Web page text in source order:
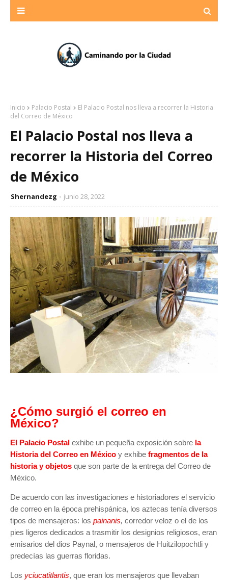
Inicio Palacio Postal
El Palacio Postal nos lleva a recorrer la Historia
del Correo de México
El Palacio Postal nos lleva a
recorrer la Historia del Correo
de México
Shernandezg junio 28, 2022
¿Cómo surgió el correo en
México?
El Palacio Postal exhibe un pequeña exposición sobre la
Historia del Correo en México y exhibe fragmentos de la
historia y objetos que son parte de la entrega del Correo de
México.
De acuerdo con las investigaciones e historiadores el servicio
de correo en la época prehispánica, los aztecas tenía diversos
tipos de mensajeros: los painanis, corredor veloz o el de los
pies ligeros dedicados a trasmitir los designios religiosos, eran
emisarios del dios Paynal, o mensajeros de Huitzilopochtli y
predecías las guerras floridas.
Los yciucatitlantis, que eran los mensajeros que llevaban